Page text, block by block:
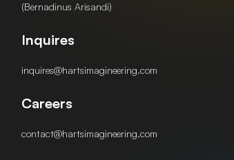
(Bernadinus Arisandi)
Inquires
inquires@hartsimagineering.com
Careers
contact@hartsimagineering.com